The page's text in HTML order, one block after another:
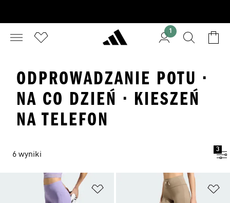
1
ODPROWADZANIE POTU ·
NA CO DZIEŃ · KIESZEŃ
NA TELEFON
6 wyniki
3
Dodaj do listy życzeń